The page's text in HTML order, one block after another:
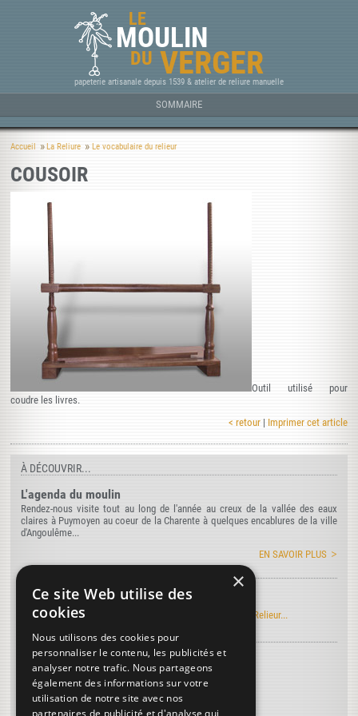
LE
MOULIN
DU VERGER
papeterie artisanale depuis 1539 & atelier de reliure manuelle
SOMMAIRE
Accueil La Reliure Le vocabulaire du relieur
COUSOIR
Outil utilisé pour
coudre les livres.
< retour | Imprimer cet article
À DÉCOUVRIR...
L'agenda du moulin
Rendez-nous visite tout au long de l'année au creux de la vallée des eaux
claires à Puymoyen au coeur de la Charente à quelques encablures de la ville
d'Angoulême...
EN SAVOIR PLUS
Manuel Roret du Relieur
Découvrez l'édition électronique du manuel Roret du Relieur...
Découvrez le vocabulaire de la reliure ...
Tranchefile
Lignes de pied
×
Ce site Web utilise des
cookies
Nous utilisons des cookies pour
personnaliser le contenu, les publicités et
analyser notre trafic. Nous partageons
également des informations sur votre
utilisation de notre site avec nos
partenaires de publicité et d'analyse qui